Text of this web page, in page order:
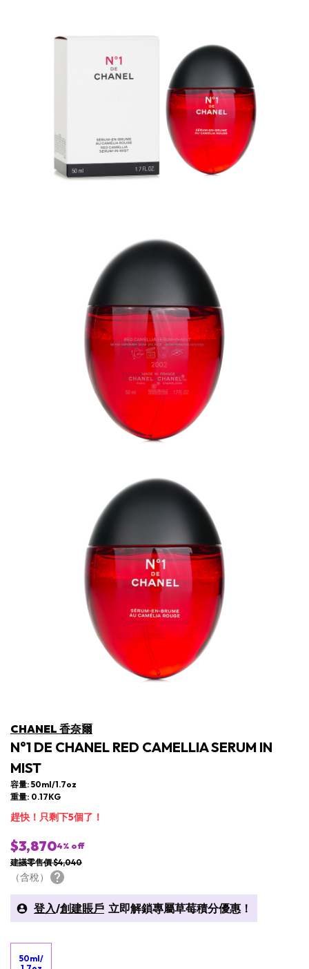
CHANEL 香奈爾
N°1 DE CHANEL RED CAMELLIA SERUM IN
MIST
容量: 50ml/1.7oz
重量: 0.17KG
趕快！只剩下5個了！
$3,8704% off
建議零售價 $4,040
（含稅）
登入/創建賬戶 立即解鎖專屬草莓積分優惠！
50ml/